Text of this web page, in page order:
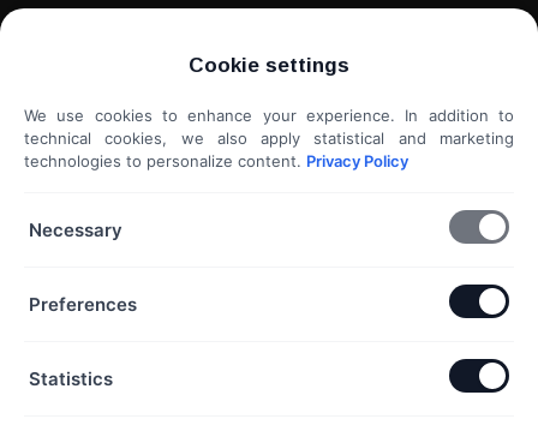
Weboldal kiértékelés
Shoprenter / Unas webshop készítés
Hideg e-mail megkeresés
További szolgáltatások...
+36 20 453 3533
Cookie settings
We use cookies to enhance your experience. In addition to
technical cookies, we also apply statistical and marketing
technologies to personalize content. Privacy Policy
Necessary
Preferences
Statistics